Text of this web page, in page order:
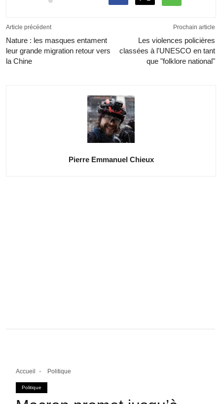
Article précédent
Nature : les masques entament
leur grande migration retour vers
la Chine
Prochain article
Les violences policières
classées à l'UNESCO en tant
que "folklore national"
Pierre Emmanuel Chieux